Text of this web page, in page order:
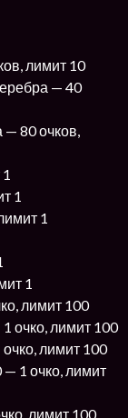
лимит 10
— 40
80 очков,
1
1
1
лимит 100
очко, лимит 100
лимит 100
1 очко, лимит
лимит 100